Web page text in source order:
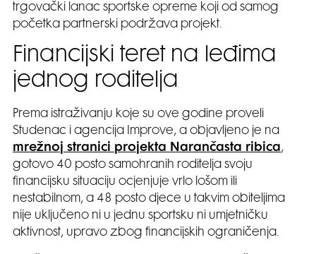
trgovački lanac sportske opreme koji od samog
početka partnerski podržava projekt.
Financijski teret na leđima
jednog roditelja
Prema istraživanju koje su ove godine proveli
Studenac i agencija Improve, a objavljeno je na
mrežnoj stranici projekta Narančasta ribica,
gotovo 40 posto samohranih roditelja svoju
financijsku situaciju ocjenjuje vrlo lošom ili
nestabilnom, a 48 posto djece u takvim obiteljima
nije uključeno ni u jednu sportsku ni umjetničku
aktivnost, upravo zbog financijskih ograničenja.